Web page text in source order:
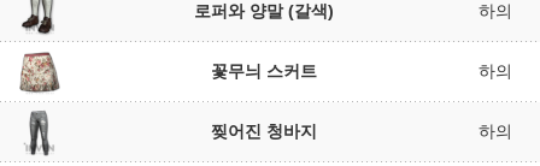
로퍼와 양말 (갈색) 하의
꽃무늬 스커트 하의
찢어진 청바지 하의